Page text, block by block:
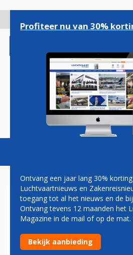
gaan
Magazine Podcasts
NATIONAAL
MH17 IN
GEOPEND
Profiteer nu van 30%
Ontvang een jaar lang 30%
Luchtvaartnieuws en
toegang tot al het nieuws en de
Ontvang tevens 12 maanden het
Magazine in de mail of op de mat.
Bekijk aanbieding